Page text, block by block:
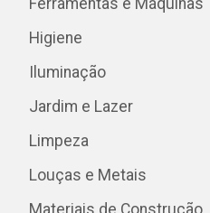
Ferramentas e Máquinas
Higiene
Iluminação
Jardim e Lazer
Limpeza
Louças e Metais
Materiais de Construção